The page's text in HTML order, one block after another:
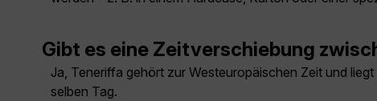
Gibt es eine Zeitverschiebung
Ja, Teneriffa gehört zur Westeuropäischen Zeit und
selben Tag.